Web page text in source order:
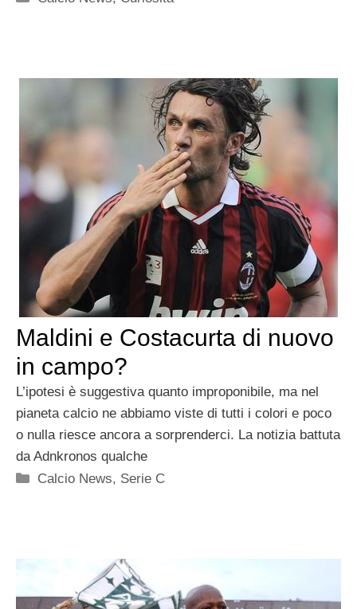
Maldini e Costacurta di nuovo
in campo?
L’ipotesi è suggestiva quanto improponibile, ma nel
pianeta calcio ne abbiamo viste di tutti i colori e poco
o nulla riesce ancora a sorprenderci. La notizia battuta
da Adnkronos qualche
Categorie
Calcio News, Serie C